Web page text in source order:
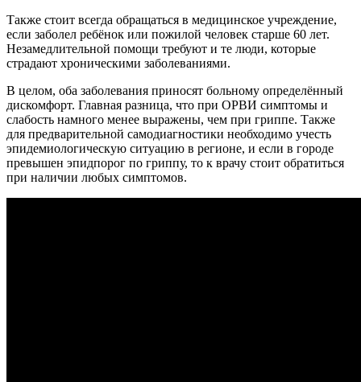
Также стоит всегда обращаться в медицинское учреждение,
если заболел ребёнок или пожилой человек старше 60 лет.
Незамедлительной помощи требуют и те люди, которые
страдают хроническими заболеваниями.
В целом, оба заболевания приносят больному определённый
дискомфорт. Главная разница, что при ОРВИ симптомы и
слабость намного менее выражены, чем при гриппе. Также
для предварительной самодиагностики необходимо учесть
эпидемиологическую ситуацию в регионе, и если в городе
превышен эпидпорог по гриппу, то к врачу стоит обратиться
при наличии любых симптомов.